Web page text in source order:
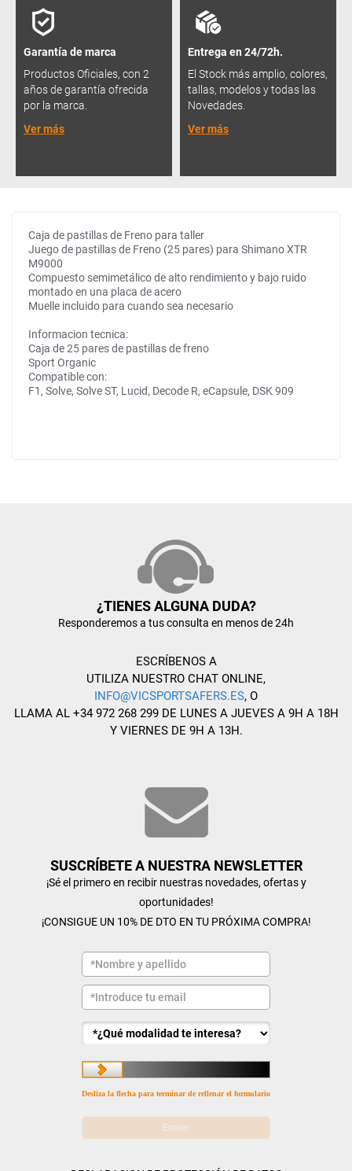
Garantía de marca
Productos Oficiales, con 2
años de garantía ofrecida
por la marca.
Ver más
Entrega en 24/72h.
El Stock más amplio, colores,
tallas, modelos y todas las
Novedades.
Ver más
Caja de pastillas de Freno para taller
Juego de pastillas de Freno (25 pares) para Shimano XTR
M9000
Compuesto semimetálico de alto rendimiento y bajo ruido
montado en una placa de acero
Muelle incluido para cuando sea necesario
Informacion tecnica:
Caja de 25 pares de pastillas de freno
Sport Organic
Compatible con:
F1, Solve, Solve ST, Lucid, Decode R, eCapsule, DSK 909
¿TIENES ALGUNA DUDA?
Responderemos a tus consulta en menos de 24h
ESCRÍBENOS A
UTILIZA NUESTRO CHAT ONLINE,
INFO@VICSPORTSAFERS.ES, O
LLAMA AL +34 972 268 299 DE LUNES A JUEVES A 9H A 18H
Y VIERNES DE 9H A 13H.
SUSCRÍBETE A NUESTRA NEWSLETTER
¡Sé el primero en recibir nuestras novedades, ofertas y
oportunidades!
¡CONSIGUE UN 10% DE DTO EN TU PRÓXIMA COMPRA!
Desliza la flecha para terminar de rellenar el formulario